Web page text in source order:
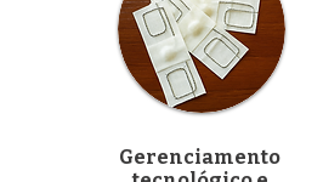
Gerenciamento